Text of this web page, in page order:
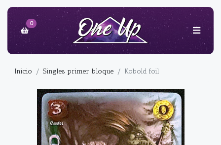
0
Inicio Singles primer bloque Kobold foil